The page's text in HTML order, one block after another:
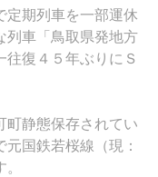
定期列車を一部運休
列車「鳥取県発地方
復４５年ぶりにＳ
町静態保存されてい
国鉄若桜線（現：